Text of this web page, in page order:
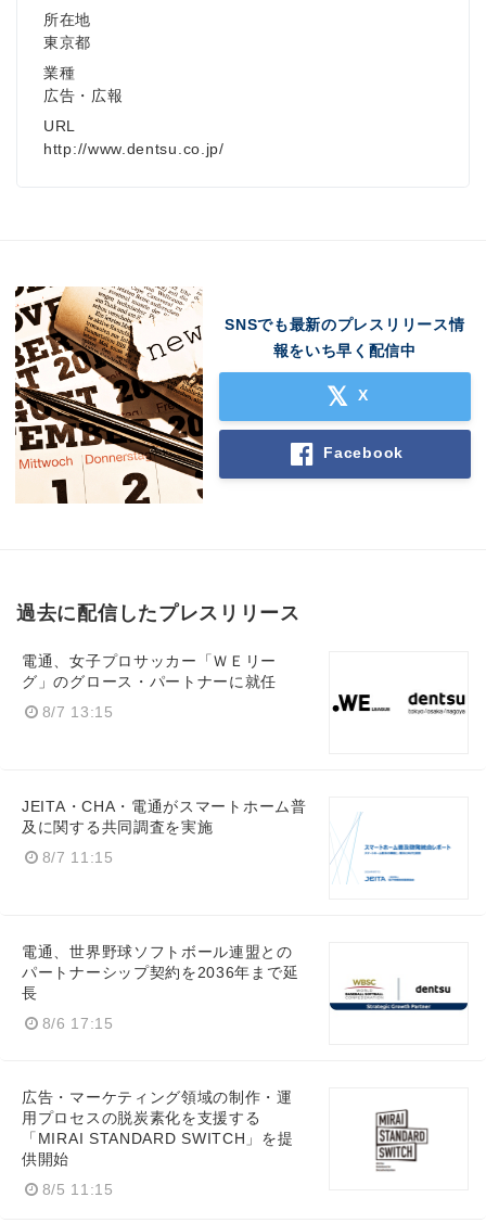
所在地
東京都
業種
広告・広報
URL
http://www.dentsu.co.jp/
SNSでも最新のプレスリリース情
報をいち早く配信中
X
Facebook
過去に配信したプレスリリース
電通、女子プロサッカー「ＷＥリー
グ」のグロース・パートナーに就任
8/7 13:15
JEITA・CHA・電通がスマートホーム普
及に関する共同調査を実施
8/7 11:15
電通、世界野球ソフトボール連盟との
パートナーシップ契約を2036年まで延
長
8/6 17:15
広告・マーケティング領域の制作・運
用プロセスの脱炭素化を支援する
「MIRAI STANDARD SWITCH」を提
供開始
8/5 11:15